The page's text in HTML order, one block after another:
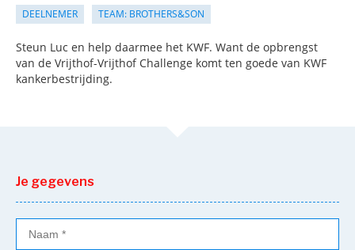
DEELNEMER TEAM: BROTHERS&SON
Steun Luc en help daarmee het KWF. Want de opbrengst
van de Vrijthof-Vrijthof Challenge komt ten goede van KWF
kankerbestrijding.
Je gegevens